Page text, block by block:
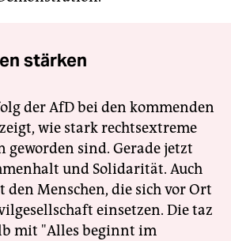
stärken
der AfD bei den kommenden
wie stark rechtsextreme
geworden sind. Gerade jetzt
und Solidarität. Auch
Menschen, die sich vor Ort
einsetzen. Die taz
mit "Alles beginnt im